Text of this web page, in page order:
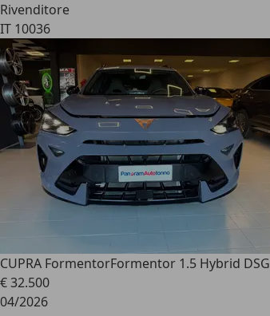
Rivenditore
IT 10036
CUPRA FormentorFormentor 1.5 Hybrid DSG
€ 32.500
04/2026